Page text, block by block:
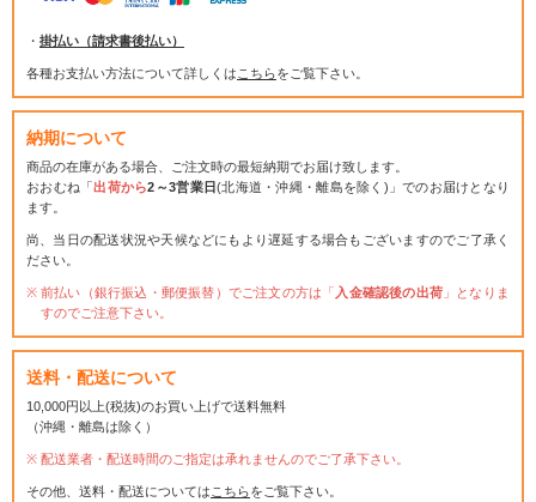
・ 掛払い（請求書後払い）
各種お支払い方法について詳しくは こちらをご覧下さい。
納期について
商品の在庫がある場合、ご注文時の最短納期でお届け致します。
おおむね「出荷から2～3営業日(北海道・沖縄・離島を除く)」でのお届けとなり
ます。
尚、当日の配送状況や天候などにもより遅延する場合もございますのでご了承く
ださい。
前払い（銀行振込・郵便振替）でご注文の方は「 入金確認後の出荷 」となりま
すのでご注意下さい。
送料・配送について
10,000円以上(税抜)のお買い上げで送料無料
（沖縄・離島は除く）
配送業者・配送時間のご指定は承れませんのでご了承下さい。
その他、送料・配送については こちらをご覧下さい。